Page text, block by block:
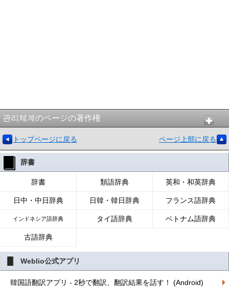
관리체계のページの著作権
トップページに戻る ページ上部に戻る
辞書
辞書 類語辞典 英和・和英辞典
日中・中日辞典 日韓・韓日辞典 フランス語辞典
インドネシア語辞典 タイ語辞典 ベトナム語辞典
古語辞典
Weblio公式アプリ
韓国語翻訳アプリ - 2秒で翻訳、翻訳結果を話す！ (Android)